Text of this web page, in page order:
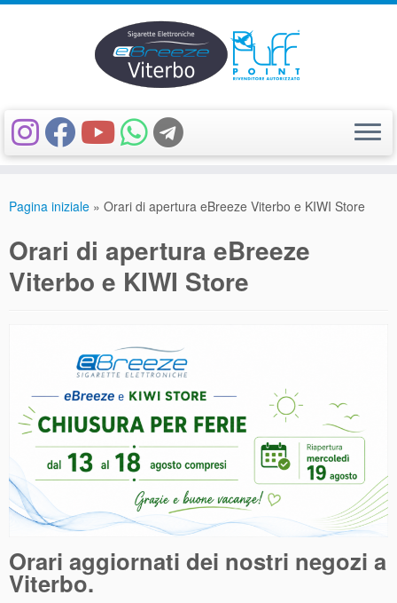
Pagina iniziale » Orari di apertura eBreeze Viterbo e KIWI Store
Orari di apertura eBreeze
Viterbo e KIWI Store
Orari aggiornati dei nostri negozi a
Viterbo.